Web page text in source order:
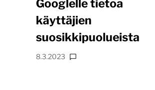
Googlelle tietoa
käyttäjien
suosikkipuolueista
8.3.2023